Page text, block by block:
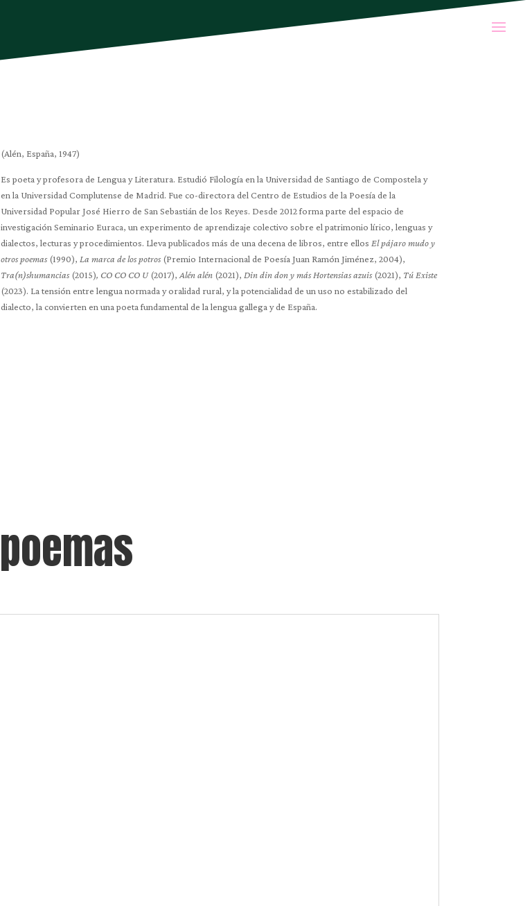
(Alén, España, 1947)
Es poeta y profesora de Lengua y Literatura. Estudió Filología en la Universidad de Santiago de Compostela y
en la Universidad Complutense de Madrid. Fue co-directora del Centro de Estudios de la Poesía de la
Universidad Popular José Hierro de San Sebastián de los Reyes. Desde 2012 forma parte del espacio de
investigación Seminario Euraca, un experimento de aprendizaje colectivo sobre el patrimonio lírico, lenguas y
dialectos, lecturas y procedimientos. Lleva publicados más de una decena de libros, entre ellos El pájaro mudo y
otros poemas (1990), La marca de los potros (Premio Internacional de Poesía Juan Ramón Jiménez, 2004),
Tra(n)shumancias (2015), CO CO CO U(2017),Alén alén (2021), Din din don y más Hortensias azuis (2021), Tú Existe
(2023). La tensión entre lengua normada y oralidad rural, y la potencialidad de un uso no estabilizado del
dialecto, la convierten en una poeta fundamental de la lengua gallega y de España.
poemas